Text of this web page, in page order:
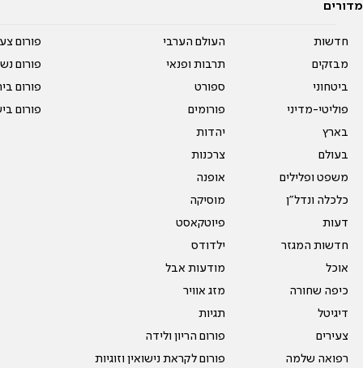
מדורים
חדשות
מבזקים
ביטחוני
פוליטי-מדיני
בארץ
בעולם
משפט ופלילים
כלכלה ונדל"ן
דעות
חדשות המגזר
אוכל
כיפה שחורה
דיגיטל
צעירים
רפואה שלמה
העולם הערבי
תרבות ופנאי
ספורט
פורומים
יהדות
צרכנות
אופנה
מוסיקה
פיוטקאסט
ילדודס
מודעות אבל
מזג אוויר
תגיות
פורום הריון ולידה
פורום לקראת נישואין וזוגיות
פורום
פורום
פורום
פורום